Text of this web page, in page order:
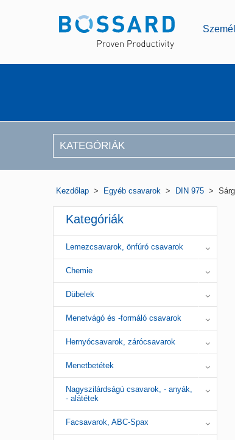
KATEGÓRIÁK
Kezdőlap > Egyéb csavarok > DIN 975 >
Kategóriák
Lemezcsavarok, önfúró csavarok
Chemie
Dübelek
Menetvágó és -formáló csavarok
Hernyócsavarok, zárócsavarok
Menetbetétek
Nagyszilárdságú csavarok, - anyák,
- alátétek
Facsavarok, ABC-Spax